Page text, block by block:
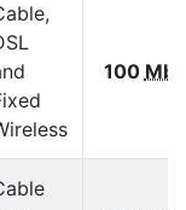
100